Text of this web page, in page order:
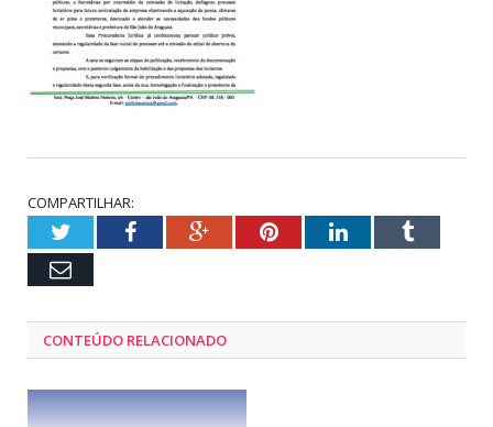
COMPARTILHAR:
TwitterFacebookGoogle+PinterestLinkedInTumblr
Email
CONTEÚDO RELACIONADO